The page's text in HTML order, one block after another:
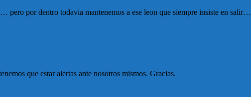
por dentro todavia mantenemos a ese leon que siempre insiste en salir…
que estar alertas ante nosotros mismos. Gracias.